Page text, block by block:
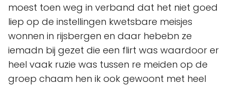
moest toen weg in verband dat het niet goed
liep op de instellingen kwetsbare meisjes
wonnen in rijsbergen en daar hebebn ze
iemadn bij gezet die een flirt was waardoor er
heel vaak ruzie was tussen re meiden op de
groep chaam hen ik ook gewoont met heel